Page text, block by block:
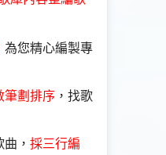
為您精心編製專
筆劃排序 ，找歌
， 採三行編